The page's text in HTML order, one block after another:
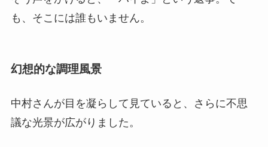
も、そこには誰もいません。
幻想的な調理風景
中村さんが目を凝らして見ていると、さらに不思
議な光景が広がりました。